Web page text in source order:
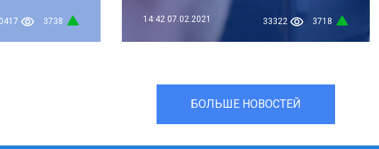
3738 14:42 07.02.2021 33322 3718
БОЛЬШЕ НОВОСТЕЙ